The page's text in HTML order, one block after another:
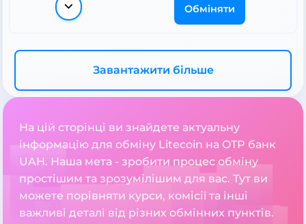
Обміняти
Завантажити більше
На цій сторінці ви знайдете актуальну
інформацію для обміну Litecoin на OTP банк
UAH. Наша мета - зробити процес обміну
простішим та зрозумілішим для вас. Тут ви
можете порівняти курси, комісії та інші
важливі деталі від різних обмінних пунктів.